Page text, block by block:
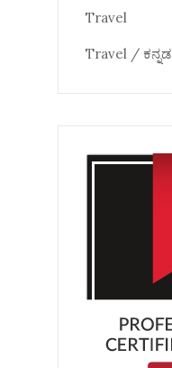
Travel
Travel / ಕನ್ನಡ